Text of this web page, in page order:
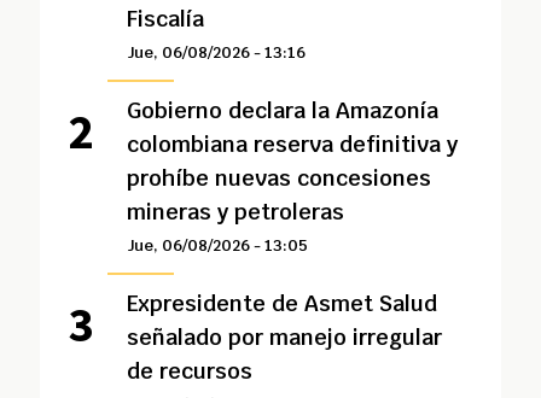
Fiscalía
Jue, 06/08/2026 - 13:16
Gobierno declara la Amazonía
colombiana reserva definitiva y
prohíbe nuevas concesiones
mineras y petroleras
Jue, 06/08/2026 - 13:05
Expresidente de Asmet Salud
señalado por manejo irregular
de recursos